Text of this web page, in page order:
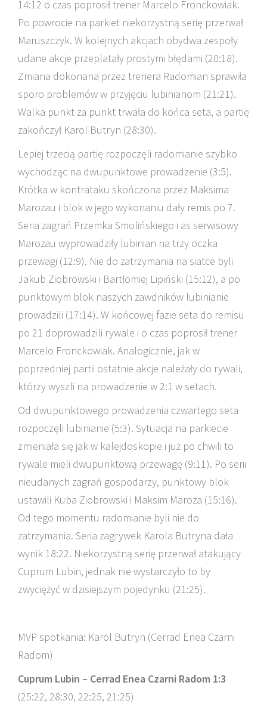
14:12 o czas poprosił trener Marcelo Fronckowiak.
Po powrocie na parkiet niekorzystną serię przerwał
Maruszczyk. W kolejnych akcjach obydwa zespoły
udane akcje przeplatały prostymi błędami (20:18).
Zmiana dokonana przez trenera Radomian sprawiła
sporo problemów w przyjęciu lubinianom (21:21).
Walka punkt za punkt trwała do końca seta, a partię
zakończył Karol Butryn (28:30).
Lepiej trzecią partię rozpoczęli radomianie szybko
wychodząc na dwupunktowe prowadzenie (3:5).
Krótka w kontrataku skończona przez Maksima
Marozau i blok w jego wykonaniu dały remis po 7.
Seria zagrań Przemka Smolińskiego i as serwisowy
Marozau wyprowadziły lubinian na trzy oczka
przewagi (12:9). Nie do zatrzymania na siatce byli
Jakub Ziobrowski i Bartłomiej Lipiński (15:12), a po
punktowym blok naszych zawdników lubinianie
prowadzili (17:14). W końcowej fazie seta do remisu
po 21 doprowadzili rywale i o czas poprosił trener
Marcelo Fronckowiak. Analogicznie, jak w
poprzedniej partii ostatnie akcje należały do rywali,
którzy wyszli na prowadzenie w 2:1 w setach.
Od dwupunktowego prowadzenia czwartego seta
rozpoczęli lubinianie (5:3). Sytuacja na parkiecie
zmieniała się jak w kalejdoskopie i już po chwili to
rywale mieli dwupunktową przewagę (9:11). Po serii
nieudanych zagrań gospodarzy, punktowy blok
ustawili Kuba Ziobrowski i Maksim Maroza (15:16).
Od tego momentu radomianie byli nie do
zatrzymania. Seria zagrywek Karola Butryna dała
wynik 18:22. Niekorzystną serię przerwał atakujący
Cuprum Lubin, jednak nie wystarczyło to by
zwyciężyć w dzisiejszym pojedynku (21:25).
MVP spotkania: Karol Butryn (Cerrad Enea Czarni
Radom)
Cuprum Lubin – Cerrad Enea Czarni Radom 1:3
(25:22, 28:30, 22:25, 21:25)